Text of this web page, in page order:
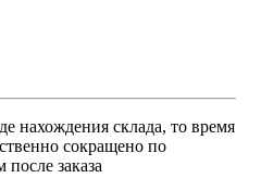
нахождения склада, то время
сокращено по
заказа